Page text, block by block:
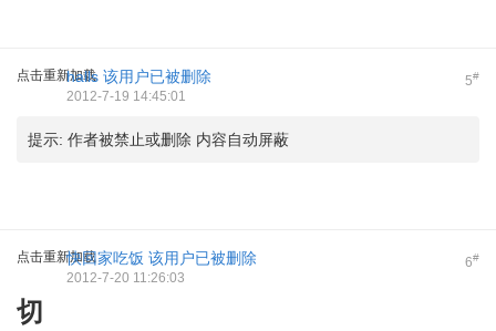
点击重新加载 5#
halls 该用户已被删除
2012-7-19 14:45:01
提示: 作者被禁止或删除 内容自动屏蔽
点击重新加载 6#
快回家吃饭 该用户已被删除
2012-7-20 11:26:03
切